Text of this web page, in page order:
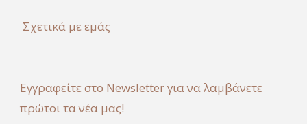
Σχετικά με εμάς
Εγγραφείτε στο Newsletter για να λαμβάνετε
πρώτοι τα νέα μας!